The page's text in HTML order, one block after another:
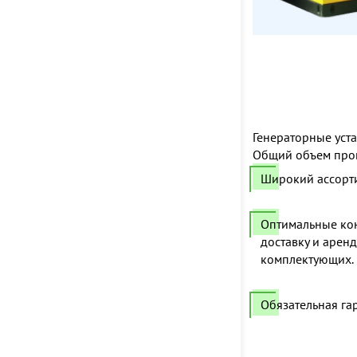
Генераторные
Общий объем
Широкий
Оптимальные
доставку и
комплектующих.
Обязательная